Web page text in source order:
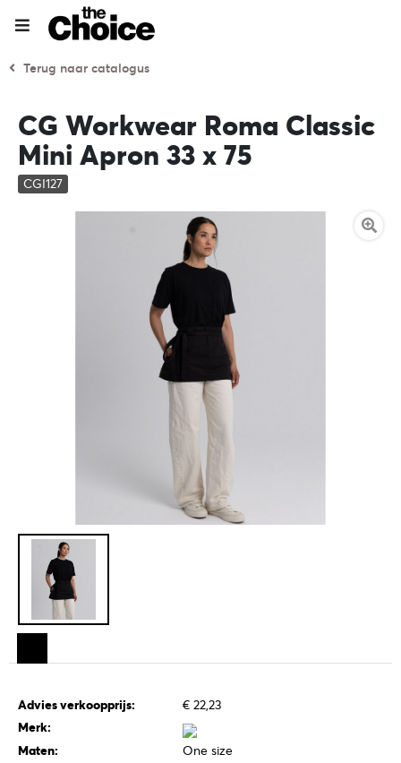
Terug naar catalogus
CG Workwear Roma Classic
Mini Apron 33 x 75
CGI127
Advies verkoopprijs:
€ 22,23
Merk:
Maten:
One size